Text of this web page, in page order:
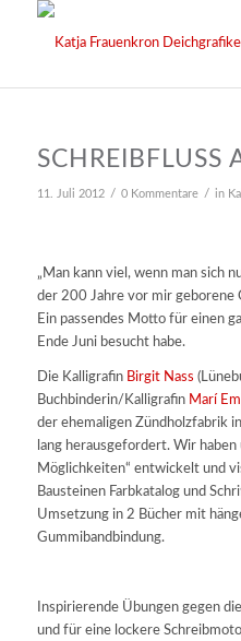
SCHREIBFLUSS
11. Juli 2012 / 0 Kommentare / in
„Man kann viel, wenn man sich
der 200 Jahre vor mir
Ein passendes Motto für einen
Ende Juni besucht habe.
Die Kalligrafin Birgit Nass
Buchbinderin/Kalligrafin Marí
der ehemaligen Zündholzfabrik
lang herausgefordert. Wir
Möglichkeiten“ entwickelt und
Bausteinen Farbkatalog und
Umsetzung in 2 Bücher mit
Gummibandbindung.
Inspirierende Übungen gegen
und für eine lockere